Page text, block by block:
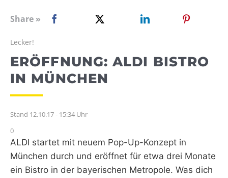
WEBRADIO
Share »
Lecker!
ERÖFFNUNG: ALDI BISTRO
IN MÜNCHEN
Stand 12.10.17 - 15:34 Uhr
0
ALDI startet mit neuem Pop-Up-Konzept in
München durch und eröffnet für etwa drei Monate
ein Bistro in der bayerischen Metropole. Was dich